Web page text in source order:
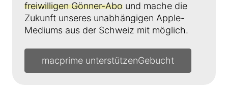
freiwilligen Gönner-Abo und mache die
Zukunft unseres unabhängigen Apple-
Mediums aus der Schweiz mit möglich.
macprime unterstützen